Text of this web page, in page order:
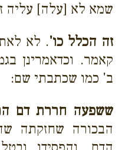
שמא לא [עלה] עליה
זה הכלל כו'. לא
קאמר. וכדאמרינן
ב' כמו שכתבתי שם:
ששפעה חררת דם
הבכורה שחזקתה